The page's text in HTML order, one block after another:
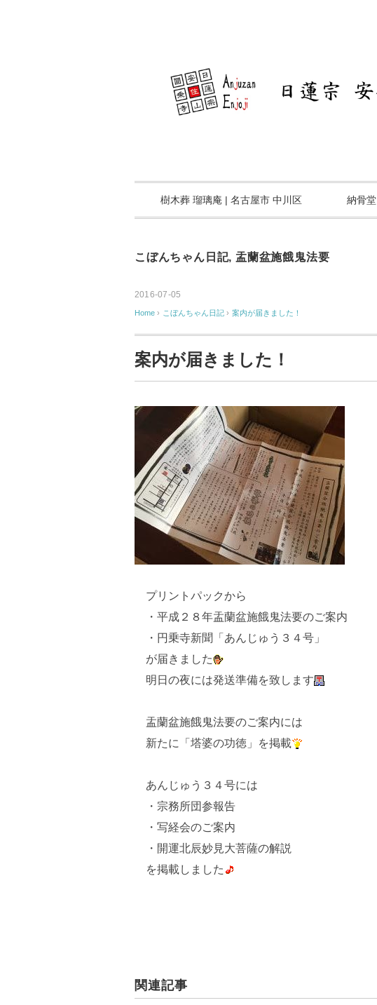
樹木葬 瑠璃庵 | 名古屋市 中川区 納骨堂
こぼんちゃん日記, 盂蘭盆施餓鬼法要
2016-07-05
Home › こぼんちゃん日記 › 案内が届きました！
案内が届きました！
プリントパックから
・平成２８年盂蘭盆施餓鬼法要のご案内
・円乗寺新聞「あんじゅう３４号」
が届きました
明日の夜には発送準備を致します
盂蘭盆施餓鬼法要のご案内には
新たに「塔婆の功徳」を掲載
あんじゅう３４号には
・宗務所団参報告
・写経会のご案内
・開運北辰妙見大菩薩の解説
を掲載しました
関連記事